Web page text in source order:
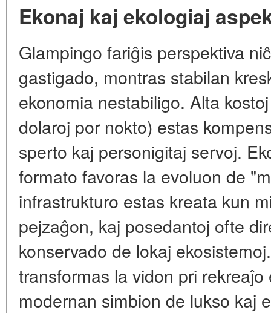
Ekonaj kaj ekologiaj
Glampingo fariĝis perspektiva
gastigado, montras stabilan
ekonomia nestabiligo. Alta
dolaroj por nokto) estas
sperto kaj personigitaj servoj.
formato favoras la evoluon de
infrastrukturo estas kreata kun
pejzaĝon, kaj posedantoj ofte
konservado de lokaj
transformas la vidon pri
modernan simbion de lukso kaj